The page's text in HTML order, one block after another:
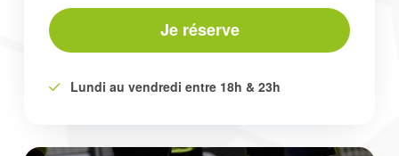
Je réserve
Lundi au vendredi entre 18h & 23h